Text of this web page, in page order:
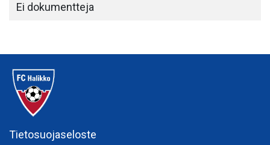
Ei dokumentteja
Tietosuojaseloste